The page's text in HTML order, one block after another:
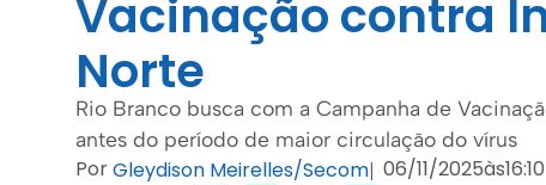
Vacinação contra
Norte
Rio Branco busca com a Campanha de
antes do período de maior circulação do vírus
PorGleydison Meirelles/Secom| 06/11/2025às16:10